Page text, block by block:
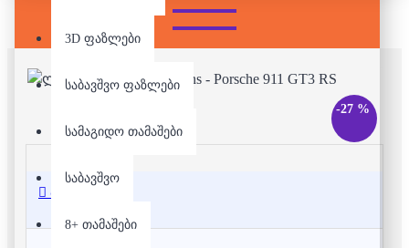
3D ფაზლები
საბავშვო ფაზლები
სამაგიდო თამაშები
საბავშვო
8+ თამაშები
-27 %
აღწერა